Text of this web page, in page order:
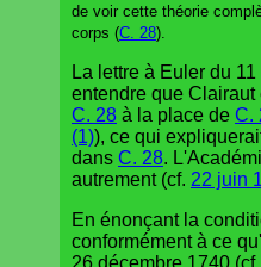
de voir cette théorie
corps (C. 28).
La lettre à Euler du
entendre que
C. 28 à la place de C.
(1)), ce qui
dans C. 28.
autrement (cf. 22 juin
En énonçant la
conformément à ce
26 décembre 1740 (cf.